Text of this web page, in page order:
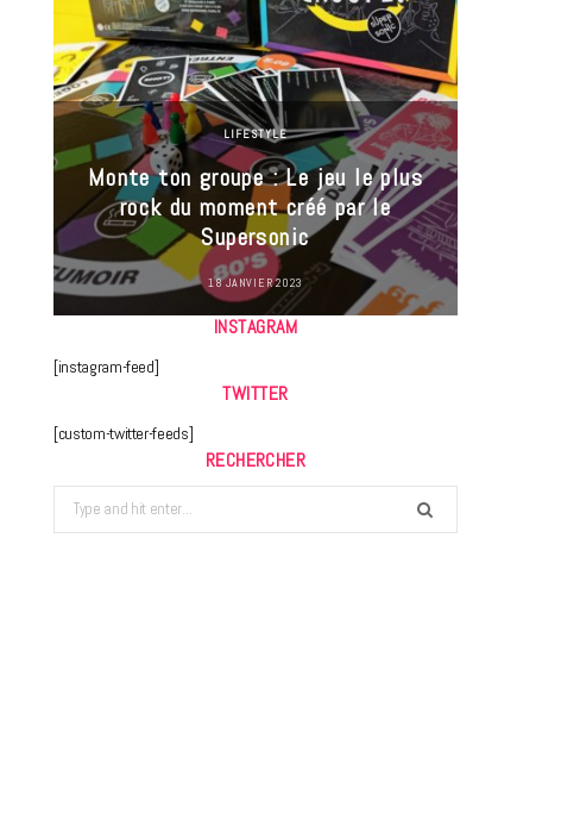
LIFESTYLE
Monte ton groupe : Le jeu le plus
rock du moment créé par le
Supersonic
18 JANVIER 2023
INSTAGRAM
[instagram-feed]
TWITTER
[custom-twitter-feeds]
RECHERCHER
Search
for: